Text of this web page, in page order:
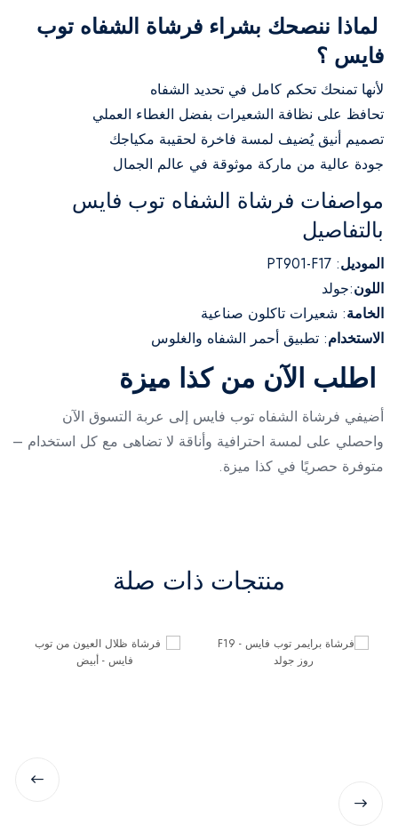
لماذا ننصحك بشراء فرشاة الشفاه توب
فايس ؟
لأنها تمنحك تحكم كامل في تحديد الشفاه
تحافظ على نظافة الشعيرات بفضل الغطاء العملي
تصميم أنيق يُضيف لمسة فاخرة لحقيبة مكياجك
جودة عالية من ماركة موثوقة في عالم الجمال
مواصفات فرشاة الشفاه توب فايس
بالتفاصيل
الموديل: PT901-F17
اللون:جولد
الخامة: شعيرات تاكلون صناعية
الاستخدام: تطبيق أحمر الشفاه والغلوس
اطلب الآن من كذا ميزة
أضيفي فرشاة الشفاه توب فايس إلى عربة التسوق الآن
واحصلي على لمسة احترافية وأناقة لا تضاهى مع كل استخدام –
متوفرة حصريًا في كذا ميزة.
منتجات ذات صلة